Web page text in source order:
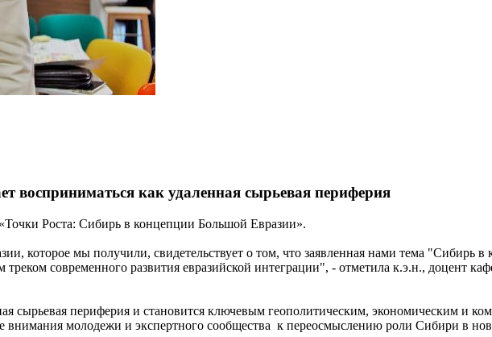
восприниматься как удаленная сырьевая периферия
Роста: Сибирь в концепции Большой Евразии».
которое мы получили, свидетельствует о том, что заявленная нами тема "Сибирь
современного развития евразийской интеграции", - отметила к.э.н., доцент
сырьевая периферия и становится ключевым геополитическим, экономическим и
внимания молодежи и экспертного сообщества к переосмыслению роли Сибири в